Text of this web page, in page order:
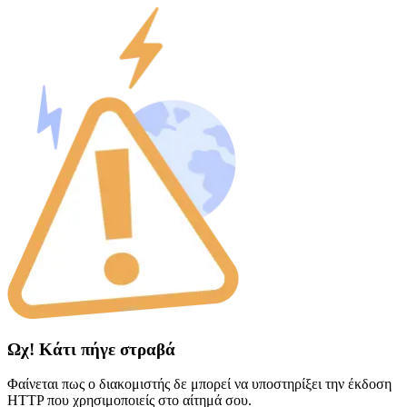
Ωχ! Κάτι πήγε στραβά
Φαίνεται πως ο διακομιστής δε μπορεί να υποστηρίξει την έκδοση
HTTP που χρησιμοποιείς στο αίτημά σου.